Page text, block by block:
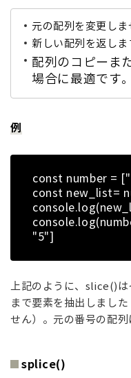
元の配列を変更し
新しい配列を返しま
配列のコピーま
場合に最適です。
例
const number =
const new_list=
"5"]
上記のように、 slice()
まで要素を抽出しまし
せん）。元の番号の配列
splice()